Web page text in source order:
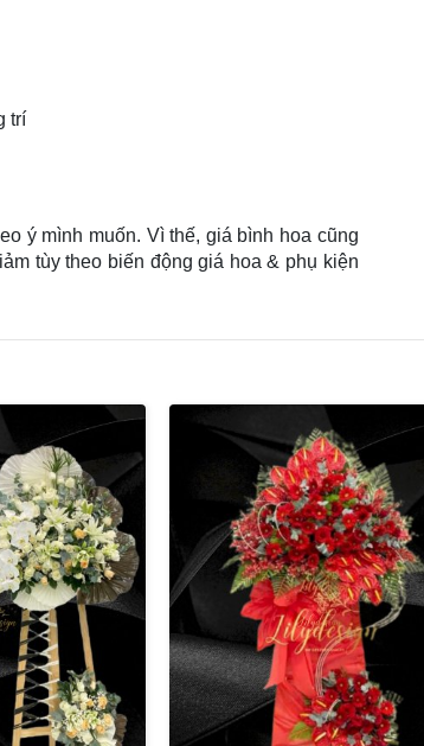
trí
ý mình muốn. Vì thế, giá bình hoa cũng
tùy theo biến động giá hoa & phụ kiện